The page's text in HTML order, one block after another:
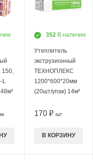
150,
352 В наличии
Утеплитель
экструзионный
ТЕХНОПЛЕКС
1200*600*20мм
(20шт/упак) 14м²
170 ₽ /ШТ
В КОРЗИНУ